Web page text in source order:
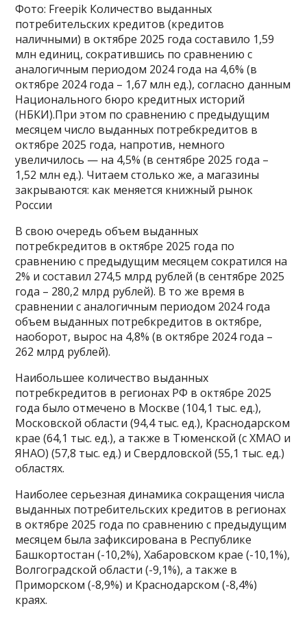
Фото: Freepik Количество выданных
потребительских кредитов (кредитов
наличными) в октябре 2025 года составило 1,59
млн единиц, сократившись по сравнению с
аналогичным периодом 2024 года на 4,6% (в
октябре 2024 года – 1,67 млн ед.), согласно данным
Национального бюро кредитных историй
(НБКИ).При этом по сравнению с предыдущим
месяцем число выданных потребкредитов в
октябре 2025 года, напротив, немного
увеличилось — на 4,5% (в сентябре 2025 года –
1,52 млн ед.). Читаем столько же, а магазины
закрываются: как меняется книжный рынок
России
В свою очередь объем выданных
потребкредитов в октябре 2025 года по
сравнению с предыдущим месяцем сократился на
2% и составил 274,5 млрд рублей (в сентябре 2025
года – 280,2 млрд рублей). В то же время в
сравнении с аналогичным периодом 2024 года
объем выданных потребкредитов в октябре,
наоборот, вырос на 4,8% (в октябре 2024 года –
262 млрд рублей).
Наибольшее количество выданных
потребкредитов в регионах РФ в октябре 2025
года было отмечено в Москве (104,1 тыс. ед.),
Московской области (94,4 тыс. ед.), Краснодарском
крае (64,1 тыс. ед.), а также в Тюменской (с ХМАО и
ЯНАО) (57,8 тыс. ед.) и Свердловской (55,1 тыс. ед.)
областях.
Наиболее серьезная динамика сокращения числа
выданных потребительских кредитов в регионах
в октябре 2025 года по сравнению с предыдущим
месяцем была зафиксирована в Республике
Башкортостан (-10,2%), Хабаровском крае (-10,1%),
Волгоградской области (-9,1%), а также в
Приморском (-8,9%) и Краснодарском (-8,4%)
краях.